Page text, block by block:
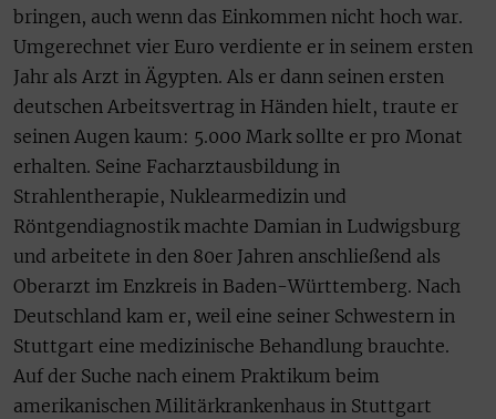
bringen, auch wenn das Einkommen nicht hoch war.
Umgerechnet vier Euro verdiente er in seinem ersten
Jahr als Arzt in Ägypten. Als er dann seinen ersten
deutschen Arbeitsvertrag in Händen hielt, traute er
seinen Augen kaum: 5.000 Mark sollte er pro Monat
erhalten. Seine Facharztausbildung in
Strahlentherapie, Nuklearmedizin und
Röntgendiagnostik machte Damian in Ludwigsburg
und arbeitete in den 80er Jahren anschließend als
Oberarzt im Enzkreis in Baden-Württemberg. Nach
Deutschland kam er, weil eine seiner Schwestern in
Stuttgart eine medizinische Behandlung brauchte.
Auf der Suche nach einem Praktikum beim
amerikanischen Militärkrankenhaus in Stuttgart